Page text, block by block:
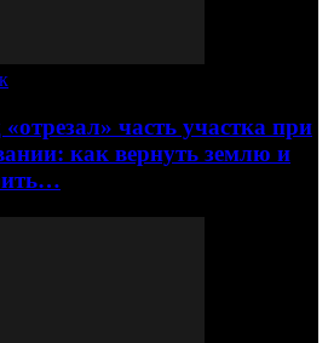
«отрезал» часть участка при
как вернуть землю и